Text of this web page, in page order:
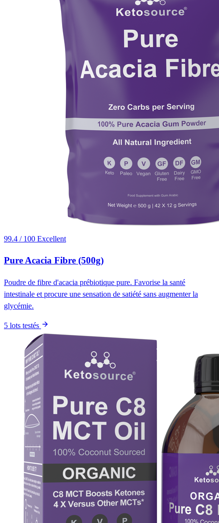
99.4 / 100 Excellent
Pure Acacia Fibre (500g)
Poudre de fibre d'acacia prébiotique pure. Favorise la santé
intestinale et procure une sensation de satiété sans augmenter la
glycémie.
5 lots testés